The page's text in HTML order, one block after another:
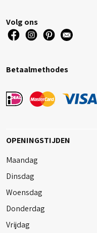
Volg ons
Betaalmethodes
OPENINGSTIJDEN
Maandag
Dinsdag
Woensdag
Donderdag
Vrijdag